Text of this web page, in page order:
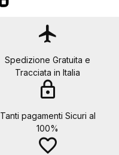
flight
Spedizione Gratuita e
Tracciata in Italia
lock
Tanti pagamenti Sicuri al
100%
favorite_border